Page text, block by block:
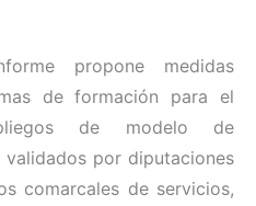
propone medidas
de formación para el
de modelo de
por diputaciones
comarcales de servicios,